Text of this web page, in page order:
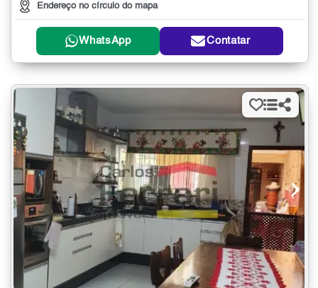
Endereço no círculo do mapa
WhatsApp Contatar